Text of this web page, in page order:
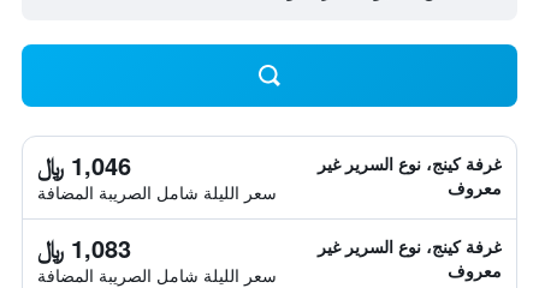
غرفة كينج، نوع السرير غير
معروف
1,046 ﷼
سعر الليلة شامل الصريبة المضافة
غرفة كينج، نوع السرير غير
معروف
1,083 ﷼
سعر الليلة شامل الصريبة المضافة